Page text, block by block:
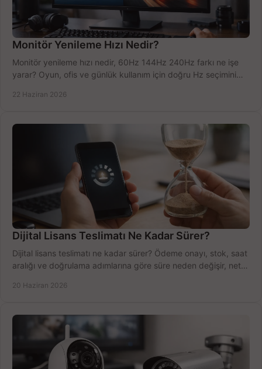
Monitör Yenileme Hızı Nedir?
Monitör yenileme hızı nedir, 60Hz 144Hz 240Hz farkı ne işe
yarar? Oyun, ofis ve günlük kullanım için doğru Hz seçimini
22 Haziran 2026
Dijital Lisans Teslimatı Ne Kadar Sürer?
Dijital lisans teslimatı ne kadar sürer? Ödeme onayı, stok, saat
aralığı ve doğrulama adımlarına göre süre neden değişir, net
20 Haziran 2026